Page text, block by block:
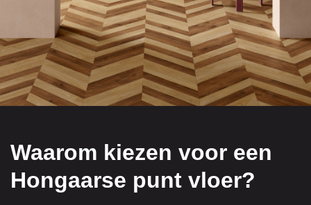
Waarom kiezen voor een
Hongaarse punt vloer?